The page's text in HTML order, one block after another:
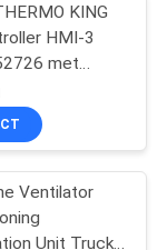
KING
HMI-3
met
voor
Ventilator
Unit Truck